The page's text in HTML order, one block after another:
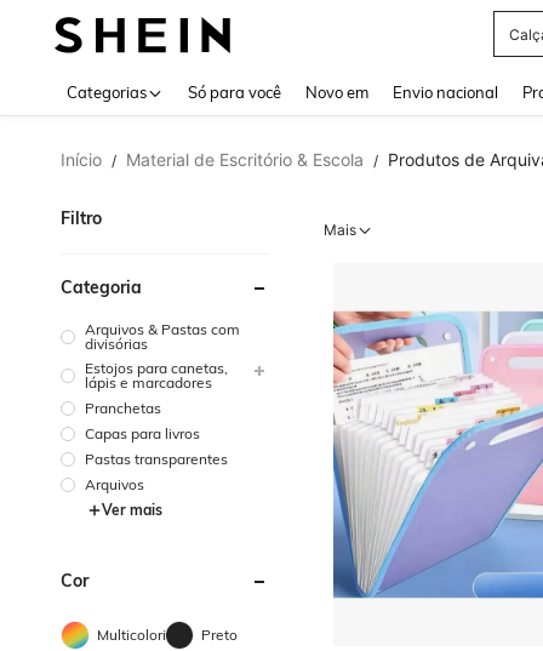
Categorias Só para você Novo em Envio nacional
Início / Material de Escritório & Escola / Produtos de
Filtro
Categoria
Arquivos & Pastas com
divisórias
Estojos para canetas,
lápis e marcadores
Pranchetas
Capas para livros
Pastas transparentes
Arquivos
Ver mais
Cor
Multicolorido Preto
Mais